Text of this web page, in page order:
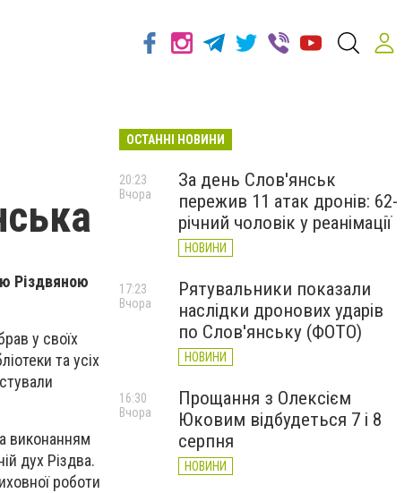
Різдвяною
у своїх
та усіх
виконанням
дух Різдва.
роботи
ОСТАННІ НОВИНИ
За день Слов'янськ
пережив 11 атак дронів: 62-
річний чоловік у реанімації
НОВИНИ
20:23
Вчора
Рятувальники показали
наслідки дронових ударів
по Слов'янську (ФОТО)
НОВИНИ
17:23
Вчора
Прощання з Олексієм
Юковим відбудеться 7 і 8
серпня
НОВИНИ
16:30
Вчора